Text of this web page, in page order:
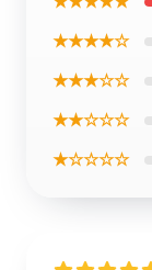
★★★★☆
★★★☆☆
★★☆☆☆
★☆☆☆☆